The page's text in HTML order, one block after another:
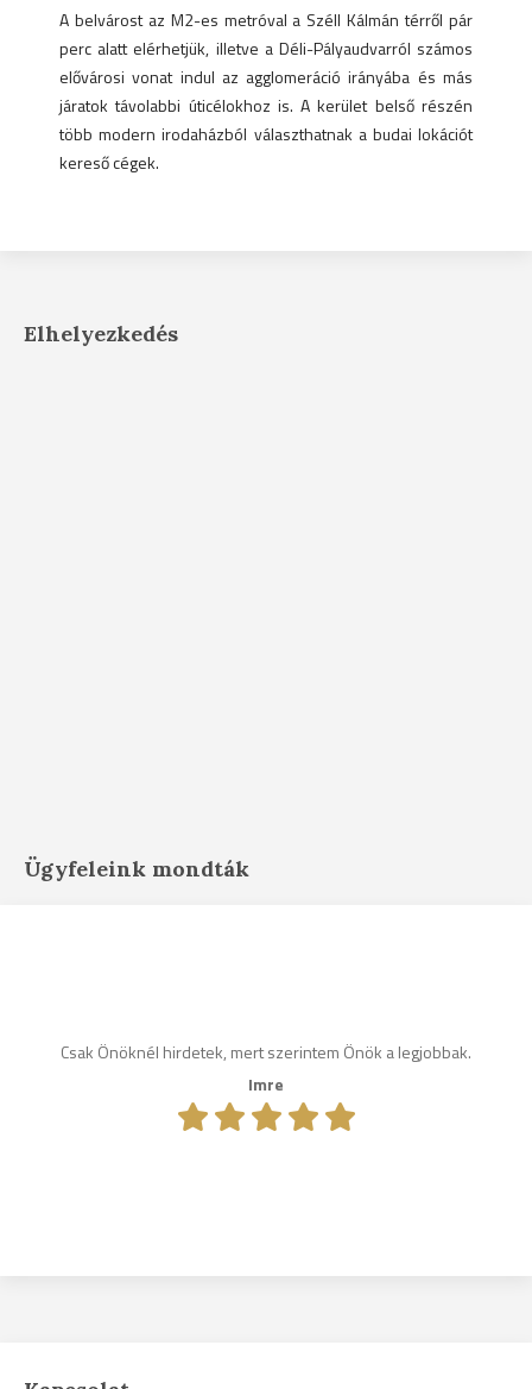
A belvárost az M2-es metróval a Széll Kálmán térről pár
perc alatt elérhetjük, illetve a Déli-Pályaudvarról számos
elővárosi vonat indul az agglomeráció irányába és más
járatok távolabbi úticélokhoz is. A kerület belső részén
több modern irodaházból választhatnak a budai lokációt
kereső cégek.
Elhelyezkedés
Ügyfeleink mondták
Csak Önöknél hirdetek, mert szerintem Önök a legjobbak.
Imre